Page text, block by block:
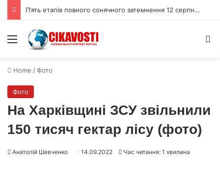
П’ять етапів повного сонячного затемнення 12 серпня 2026 року
Menu
Home /Фото
Фото
На Харківщині ЗСУ звільнили
150 тисяч гектар лісу (фото)
Анатолій Шевченко 14.09.2022 Час читання: 1 хвилина